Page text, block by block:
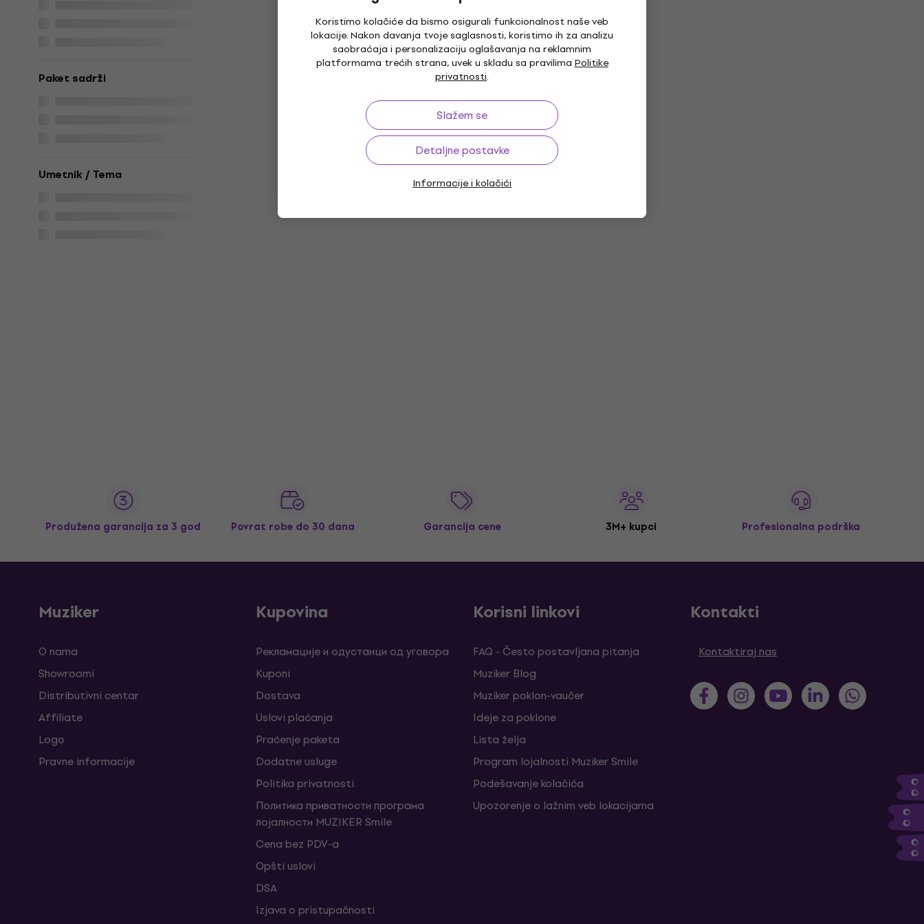
Koristimo kolačiće da bismo osigurali funkcionalnost naše veb
lokacije. Nakon davanja tvoje saglasnosti, koristimo ih za analizu
saobraćaja i personalizaciju oglašavanja na reklamnim
platformama trećih strana, uvek u skladu sa pravilimaPolitike
privatnosti.
Slažem se
Detaljne postavke
Informacije i kolačići
Paket sadrži
Umetnik / Tema
Produžena garancija za 3 god Povrat robe do 30 dana Garancija cene 3M+ kupci Profesionalna podrška
Muziker
O nama
Showroomi
Distributivni centar
Affiliate
Logo
Pravne informacije
Kupovina
Рекламације и одустанци од уговора
Kuponi
Dostava
Uslovi plaćanja
Praćenje paketa
Dodatne usluge
Politika privatnosti
Политика приватности програма
лојалности MUZIKER Smile
Cena bez PDV-a
Opšti uslovi
DSA
Izjava o pristupačnosti
Korisni linkovi
FAQ - Često postavljana pitanja
Muziker Blog
Muziker poklon-vaučer
Ideje za poklone
Lista želja
Program lojalnosti Muziker Smile
Podešavanje kolačića
Upozorenje o lažnim veb lokacijama
Kontakti
Kontaktiraj nas